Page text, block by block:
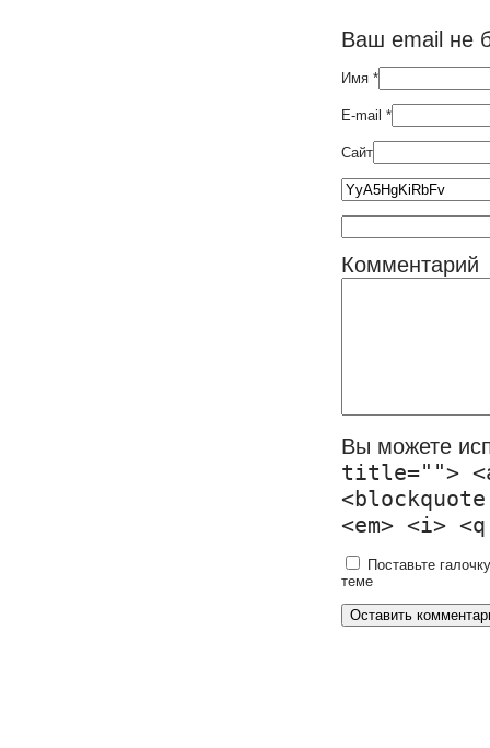
Ваш email не
Имя *
E-mail *
Сайт
Комментарий
Вы можете
title="">
<em> <i>
Поставьте
теме